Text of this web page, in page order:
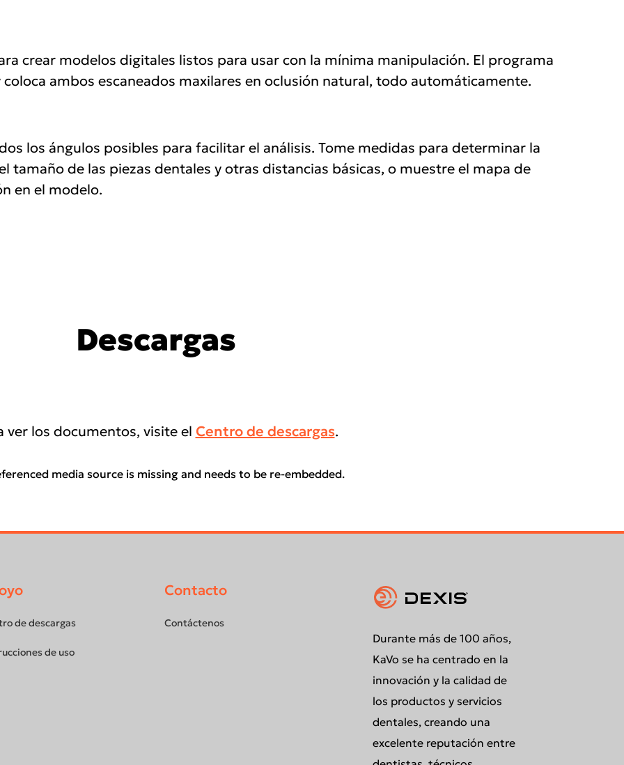
crear modelos digitales listos para usar con la mínima manipulación. El programa
ambos escaneados maxilares en oclusión natural, todo automáticamente.
los ángulos posibles para facilitar el análisis. Tome medidas para determinar la
tamaño de las piezas dentales y otras distancias básicas, o muestre el mapa de
en el modelo.
Descargas
ver los documentos, visite el Centro de descargas.
media source is missing and needs to be re-embedded.
de descargas
de uso
Contacto
Contáctenos
Durante más de 100 años,
KaVo se ha centrado en la
innovación y la calidad de
los productos y servicios
dentales, creando una
excelente reputación entre